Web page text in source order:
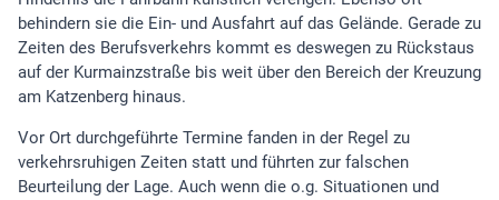
behindern sie die Ein- und Ausfahrt auf das Gelände. Gerade zu
Zeiten des Berufsverkehrs kommt es deswegen zu Rückstaus
auf der Kurmainzstraße bis weit über den Bereich der Kreuzung
am Katzenberg hinaus.
Vor Ort durchgeführte Termine fanden in der Regel zu
verkehrsruhigen Zeiten statt und führten zur falschen
Beurteilung der Lage. Auch wenn die o.g. Situationen und